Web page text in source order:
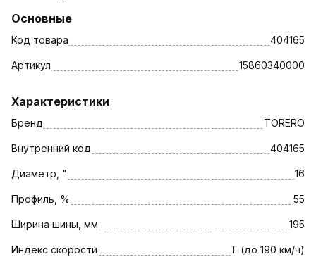
Основные
Код товара 404165
Артикул 15860340000
Характеристики
Бренд TORERO
Внутренний код 404165
Диаметр, " 16
Профиль, % 55
Ширина шины, мм 195
Индекс скорости T (до 190 км/ч)